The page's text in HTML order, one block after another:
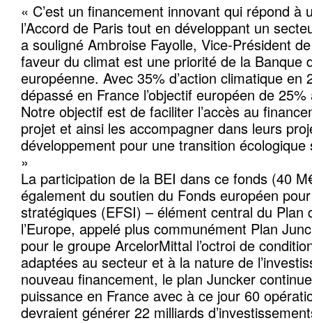
« C’est un financement innovant qui répond à
l’Accord de Paris tout en développant un
a souligné Ambroise Fayolle, Vice-Président
faveur du climat est une priorité de la Banque
européenne. Avec 35% d’action climatique en
dépassé en France l’objectif européen de 25%
Notre objectif est de faciliter l’accès au
projet et ainsi les accompagner dans leurs
développement pour une transition
»
La participation de la BEI dans ce fonds (40
également du soutien du Fonds européen
stratégiques (EFSI) – élément central du Plan
l’Europe, appelé plus communément Plan
pour le groupe ArcelorMittal l’octroi de
adaptées au secteur et à la nature de
nouveau financement, le plan Juncker
puissance en France avec à ce jour 60
devraient générer 22 milliards